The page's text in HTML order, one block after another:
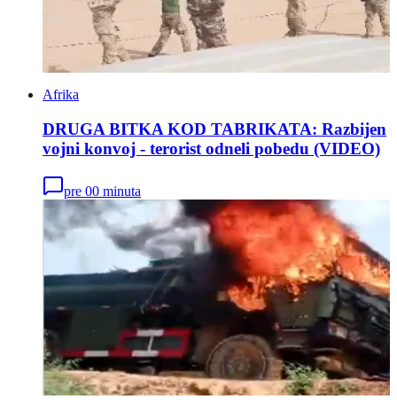
Afrika
DRUGA BITKA KOD TABRIKATA: Razbijen
vojni konvoj - terorist odneli pobedu (VIDEO)
pre 00 minuta